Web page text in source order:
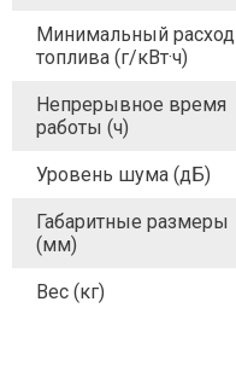
Минимальный расход
топлива (г/кВт·ч)
Непрерывное время
работы (ч)
Уровень шума (дБ)
Габаритные размеры
(мм)
Вес (кг)